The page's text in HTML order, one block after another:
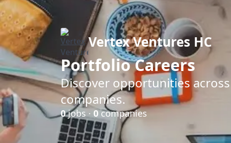
Vertex Ventures HC
Portfolio Careers
Discover opportunities
companies.
0jobs · 0companies